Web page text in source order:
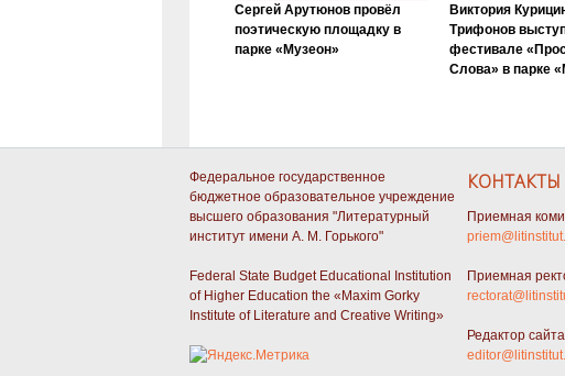
Сергей Арутюнов провёл
поэтическую площадку в
парке «Музеон»
Виктория
Трифонов
фестивале
Слова» в парке
Федеральное государственное
бюджетное образовательное учреждение
высшего образования "Литературный
институт имени А. М. Горького"
Federal State Budget Educational Institution
of Higher Education the «Maxim Gorky
Institute of Literature and Creative Writing»
КОНТАКТЫ
Приемная
Приемная
Редактор